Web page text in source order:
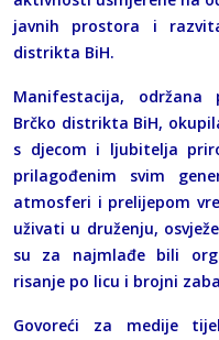
javnih prostora i
distrikta BiH.
Manifestacija, održana
Brčko distrikta BiH,
s djecom i ljubitelja
prilagođenim svim
atmosferi i prelijepom
uživati u druženju,
su za najmlađe bili
risanje po licu i brojni
Govoreći za medije